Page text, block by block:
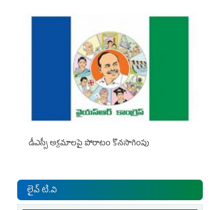
డీఎస్సీ అక్రమాలపై పోరాటం కొనసాగింపు
లైవ్ టి.వి